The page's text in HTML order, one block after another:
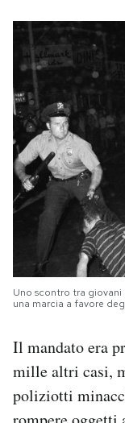
Uno scontro tra
una marcia a favore
Il mandato era
mille altri casi,
poliziotti